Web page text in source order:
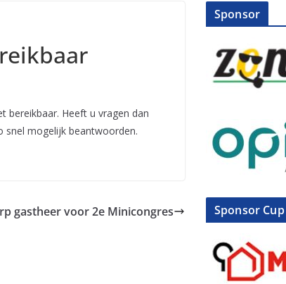
bereikbaar. Heeft u vragen dan
snel mogelijk beantwoorden.
gastheer voor 2e Minicongres
Sponsor
Sponsor Cup